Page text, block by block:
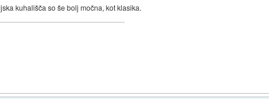
kuhališča so še bolj močna, kot klasika.